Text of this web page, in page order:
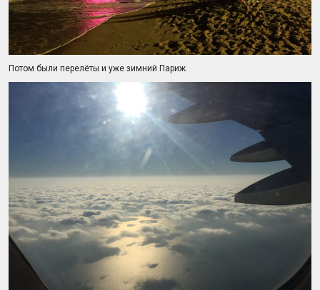
Потом были перелёты и уже зимний Париж.